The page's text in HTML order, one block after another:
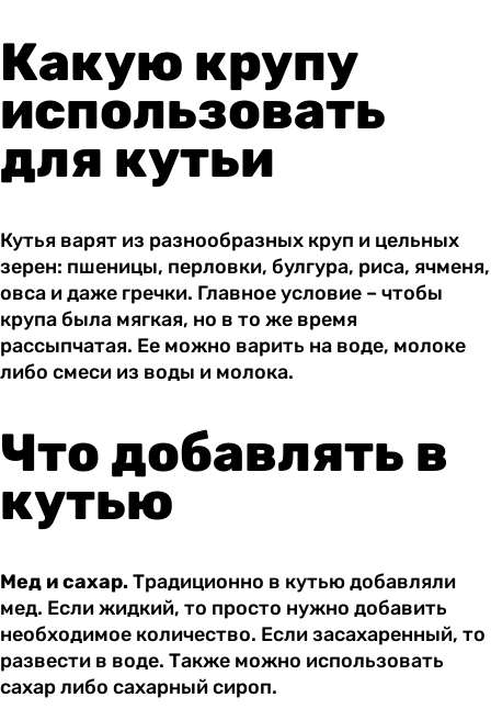
Какую крупу
использовать
для кутьи
Кутья варят из разнообразных круп и цельных
зерен: пшеницы, перловки, булгура, риса, ячменя,
овса и даже гречки. Главное условие – чтобы
крупа была мягкая, но в то же время
рассыпчатая. Ее можно варить на воде, молоке
либо смеси из воды и молока.
Что добавлять в
кутью
Мед и сахар.Традиционно в кутью добавляли
мед. Если жидкий, то просто нужно добавить
необходимое количество. Если засахаренный, то
развести в воде. Также можно использовать
сахар либо сахарный сироп.